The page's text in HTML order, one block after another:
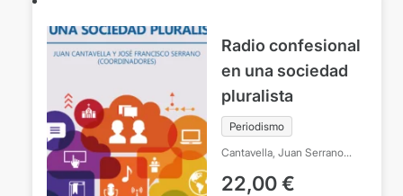
Radio confesional
en una sociedad
pluralista
Periodismo
Cantavella, Juan Serrano
22,00€